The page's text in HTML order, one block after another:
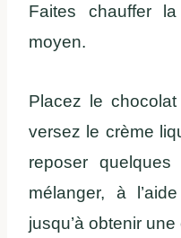
Faites chauffer
moyen.
Placez le
versez le crème
reposer
mélanger, à
jusqu’à obtenir